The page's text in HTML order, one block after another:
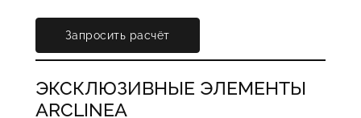
Запросить расчёт
ЭКСКЛЮЗИВНЫЕ ЭЛЕМЕНТЫ
ARCLINEA